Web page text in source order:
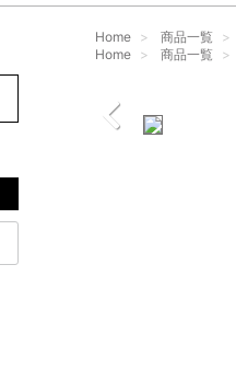
バッグ＆ポーチ
アロマ＆フレグランス
雑貨・その他
USED Hermès
USED CHANEL
USED otherHome 商品一覧
Home
商品一覧